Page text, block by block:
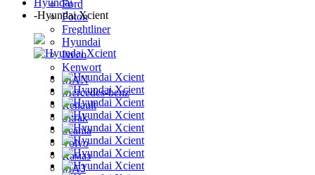
Ford
Foton
Freghtliner
Hyundai
Iveco
Kenwort
MAN
Mercedes-benz
Renault
Sitrak
Scania
Volvo
Камаз
МАЗ
Hyundai
-Hyundai Xcient